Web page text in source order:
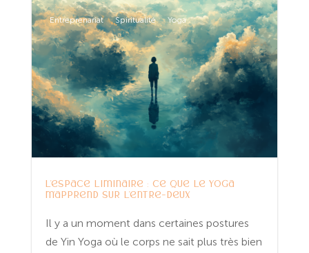
Entreprenariat Spiritualité Yoga
L’espace liminaire : ce que le yoga
m’apprend sur l’entre-deux
Il y a un moment dans certaines postures
de Yin Yoga où le corps ne sait plus très bien